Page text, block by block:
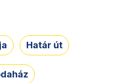
Határ út